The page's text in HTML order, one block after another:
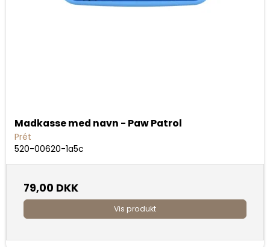
Madkasse med navn - Paw Patrol
Prét
520-00620-1a5c
79,00 DKK
Vis produkt